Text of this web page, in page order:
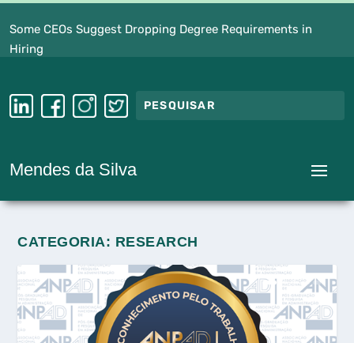
Some CEOs Suggest Dropping Degree Requirements in
Hiring
Mendes da Silva
CATEGORIA: RESEARCH